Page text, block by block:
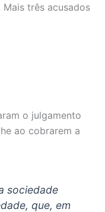
três acusados
o julgamento
ao cobrarem a
sociedade
que, em